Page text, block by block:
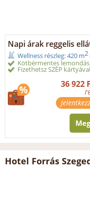
Napi árak reggelis
Wellness részleg: 420 m2
Kötbérmentes
Fizethetsz SZÉP
36 922
Hotel Forrás